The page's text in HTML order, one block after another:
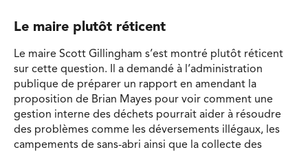
Le maire plutôt réticent
Le maire Scott Gillingham s’est montré plutôt réticent
sur cette question. Il a demandé à l’administration
publique de préparer un rapport en amendant la
proposition de Brian Mayes pour voir comment une
gestion interne des déchets pourrait aider à résoudre
des problèmes comme les déversements illégaux, les
campements de sans-abri ainsi que la collecte des